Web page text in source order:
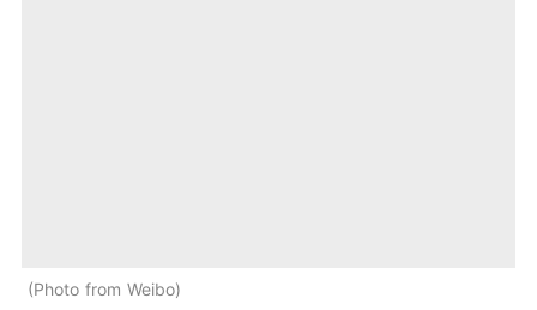
Photo from Weibo